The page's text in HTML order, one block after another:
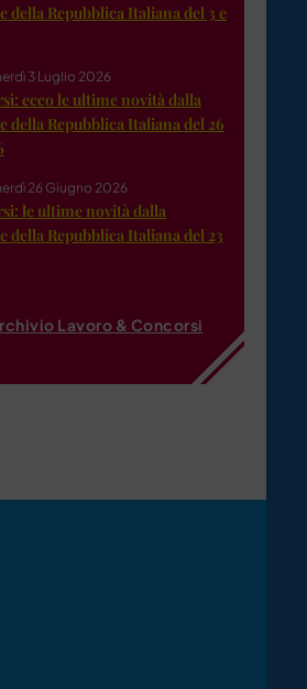
della Repubblica Italiana del 3 e
3 Luglio 2026
ecco le ultime novità dalla
della Repubblica Italiana del 26
26 Giugno 2026
le ultime novità dalla
della Repubblica Italiana del 23
Lavoro & Concorsi